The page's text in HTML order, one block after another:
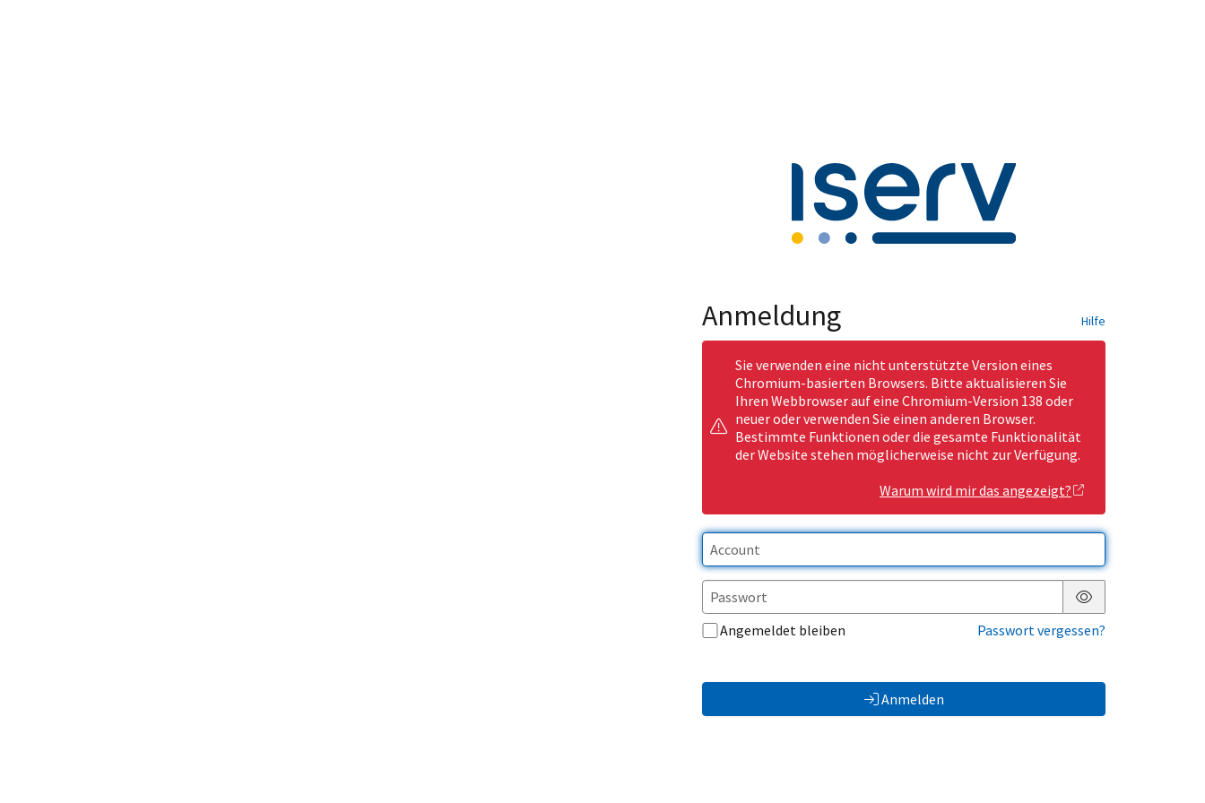
Anmeldung Hilfe
Sie verwenden eine nicht unterstützte Version eines
Chromium-basierten Browsers. Bitte aktualisieren Sie
Ihren Webbrowser auf eine Chromium-Version 138 oder
neuer oder verwenden Sie einen anderen Browser.
Bestimmte Funktionen oder die gesamte Funktionalität
der Website stehen möglicherweise nicht zur Verfügung.
Warum wird mir das angezeigt?
Passwort anzeigen
Angemeldet bleiben
Passwort vergessen?
Anmelden